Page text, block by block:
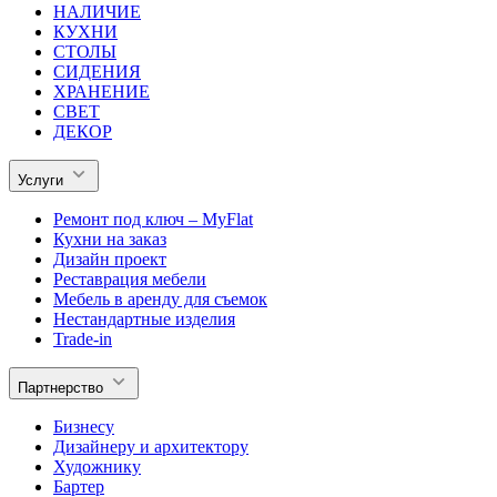
НАЛИЧИЕ
КУХНИ
СТОЛЫ
СИДЕНИЯ
ХРАНЕНИЕ
СВЕТ
ДЕКОР
Услуги
Ремонт под ключ – MyFlat
Кухни на заказ
Дизайн проект
Реставрация мебели
Мебель в аренду для съемок
Нестандартные изделия
Trade-in
Партнерство
Бизнесу
Дизайнеру и архитектору
Художнику
Бартер